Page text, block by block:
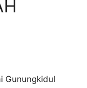
Gunungkidul